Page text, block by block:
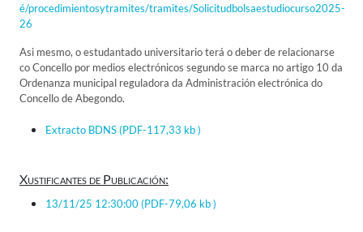
é/procedimientosytramites/tramites/Solicitudbolsaestudiocurso2025-
26
Asi mesmo, o estudantado universitario terá o deber de relacionarse
co Concello por medios electrónicos segundo se marca no artigo 10 da
Ordenanza municipal reguladora da Administración electrónica do
Concello de Abegondo.
Extracto BDNS(PDF-117,33 kb )
Xustificantes de Publicación:
13/11/25 12:30:00(PDF-79,06 kb )